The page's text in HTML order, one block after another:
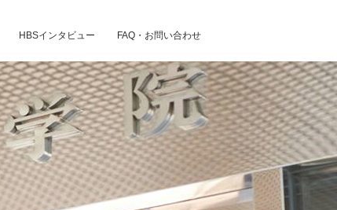
HBSインタビュー FAQ・お問い合わせ